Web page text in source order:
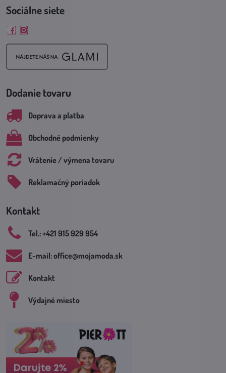
Sociálne siete
FacebookInstagram
Dodanie tovaru
Doprava a platba
Obchodné podmienky
Vrátenie / výmena tovaru
Reklamačný poriadok
Kontakt
Tel​.: +421 915 929 954
E-mail: office​@mojamoda​.sk
Kontakt
Výdajné miesto